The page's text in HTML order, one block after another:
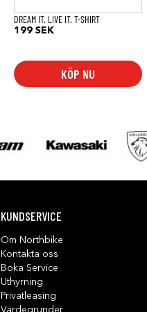
DREAM IT. LIVE IT. T-SHIRT
199SEK
KÖP NU
på
produktsidan
KUNDSERVICE
Om Northbike
Kontakta oss
Boka Service
Uthyrning
Privatleasing
Värdegrunder